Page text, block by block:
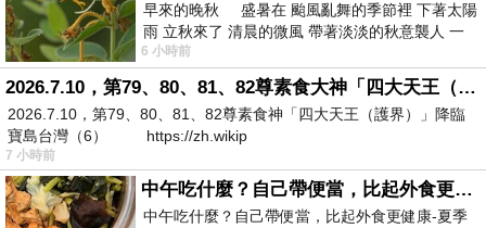
早來的晚秋 盛暑在 颱風亂舞的季節裡 下著太陽
雨 立秋來了 清晨的微風 帶著淡淡的秋意襲人 一
下子 又被赤
6 小時前
2026.7.10，第79、80、81、82尊素食大神「四大天王（護界）」降臨寶島台灣（6）
2026.7.10，第79、80、81、82尊素食神「四大天王（護界）」降臨
寶島台灣（6） https://zh.wikip
7 小時前
中午吃什麼？自己帶便當，比起外食更健康-夏季日常。(舞動馬尾廚房)
中午吃什麼？自己帶便當，比起外食更健康-夏季